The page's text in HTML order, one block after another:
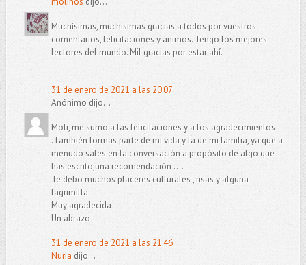
Muchísimas, muchísimas gracias a todos por vuestros
comentarios, felicitaciones y ánimos. Tengo los mejores
lectores del mundo. Mil gracias por estar ahí.
31 de enero de 2021 a las 20:07
Anónimo dijo...
Moli, me sumo a las felicitaciones y a los agradecimientos
.También formas parte de mi vida y la de mi familia, ya que a
menudo sales en la conversación a propósito de algo que
has escrito,una recomendación ....
Te debo muchos placeres culturales , risas y alguna
lagrimilla.
Muy agradecida
Un abrazo
31 de enero de 2021 a las 21:46
Nuria dijo...